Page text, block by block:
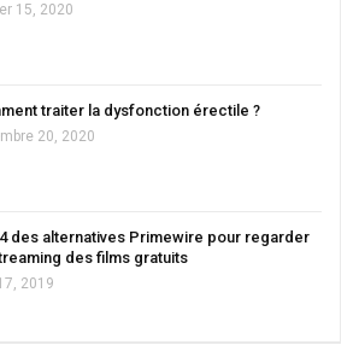
15, 2020
traiter la dysfonction érectile ?
20, 2020
des alternatives Primewire pour regarder
des films gratuits
2019